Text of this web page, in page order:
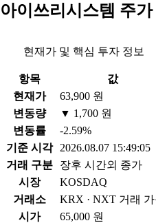
아이쓰리시스템 주
현재가 및 핵심 투자 정보
항목
값
현재가
63,900 원
변동량
▼ 1,700 원
변동률
-2.59%
기준 시각
2026.08.07 15:49:05
거래 구분
장후 시간외 종가
시장
KOSDAQ
거래소
KRX · NXT 거래
시가
65,000 원